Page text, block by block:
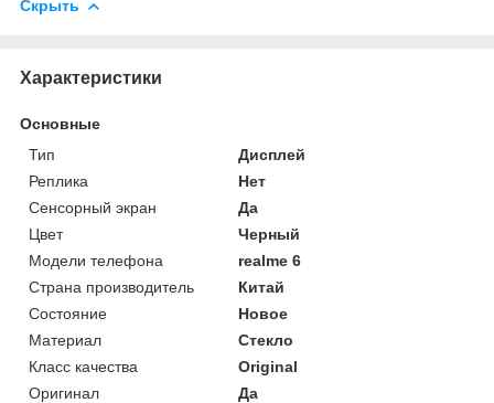
Скрыть
Характеристики
Основные
Тип
Дисплей
Реплика
Нет
Сенсорный экран
Да
Цвет
Черный
Модели телефона
realme 6
Страна производитель
Китай
Состояние
Новое
Материал
Стекло
Класс качества
Original
Оригинал
Да